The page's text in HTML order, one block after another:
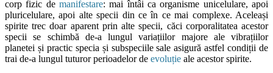
corp fizic de manifestare: mai întâi ca organisme unicelulare, apoi
pluricelulare, apoi alte specii din ce în ce mai complexe. Aceleași
spirite trec doar aparent prin alte specii, căci corporalitatea acestor
specii se schimbă de-a lungul variațiilor majore ale vibrațiilor
planetei și practic specia și subspeciile sale asigură astfel condiții de
trai de-a lungul tuturor perioadelor de evoluție ale acestor spirite.